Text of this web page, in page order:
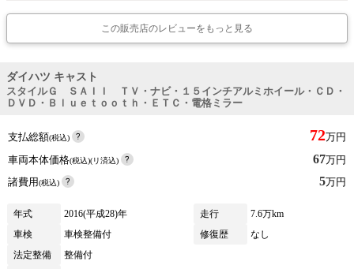
この販売店のレビューをもっと見る
ダイハツ キャスト
スタイルＧ ＳＡＩＩ ＴＶ・ナビ・１５インチアルミホイール・ＣＤ・
ＤＶＤ・Ｂｌｕｅｔｏｏｔｈ・ＥＴＣ・電格ミラー
支払総額(税込) 72万円
車両本体価格(税込)(リ済込) 67万円
諸費用(税込) 5万円
年式 2016(平成28)年 走行
7.6万km
車検
車検整備付 修復歴
なし
法定整備
整備付